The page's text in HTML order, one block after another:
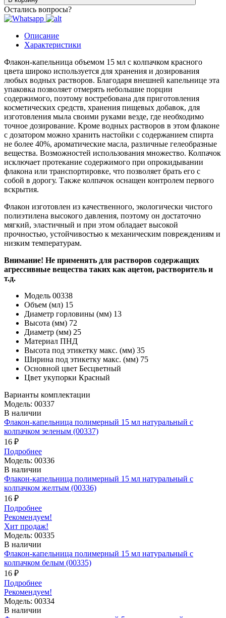
Остались вопросы?
Описание
Характеристики
Флакон-капельница объемом 15 мл с колпачком красного
цвета широко используется для хранения и дозирования
любых водных растворов. Благодаря внешней капельнице эта
упаковка позволяет отмерять небольшие порции
содержимого, поэтому востребована для приготовления
косметических средств, хранения пищевых добавок, для
изготовления мыла своими руками везде, где необходимо
точное дозирование. Кроме водных растворов в этом флаконе
с дозатором можно хранить настойки с содержанием спирта
не более 40%, ароматические масла, различные гелеобразные
вещества. Возможностей использования множество. Колпачок
исключает протекание содержимого при опрокидывании
флакона или транспортировке, что позволяет брать его с
собой в дорогу. Также колпачок оснащен контролем первого
вскрытия.
Флакон изготовлен из качественного, экологически чистого
полиэтилена высокого давления, поэтому он достаточно
мягкий, эластичный и при этом обладает высокой
прочностью, устойчивостью к механическим повреждениям и
низким температурам.
Внимание! Не применять для растворов содержащих
агрессивные вещества таких как ацетон, растворитель и
т.д.
Модель 00338
Объем (мл) 15
Диаметр горловины (мм) 13
Высота (мм) 72
Диаметр (мм) 25
Материал ПНД
Высота под этикетку макс. (мм) 35
Ширина под этикетку макс. (мм) 75
Основной цвет Бесцветный
Цвет укупорки Красный
Варианты комплектации
Модель: 00337
В наличии
Флакон-капельница полимерный 15 мл натуральный с
колпачком зеленым (00337)
16 ₽
Подробнее
Модель: 00336
В наличии
Флакон-капельница полимерный 15 мл натуральный с
колпачком желтым (00336)
16 ₽
Подробнее
Рекомендуем!
Хит продаж!
Модель: 00335
В наличии
Флакон-капельница полимерный 15 мл натуральный с
колпачком белым (00335)
16 ₽
Подробнее
Рекомендуем!
Модель: 00334
В наличии